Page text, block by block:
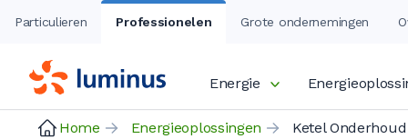
Particulieren Professionelen Grote ondernemingen
Energie
Home Energieoplossingen Ketel Onderhoud